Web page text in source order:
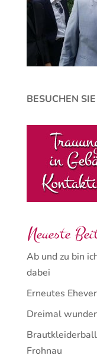
BESUCHEN
Neueste
Ab und zu bin
dabei
Erneutes
Dreimal
Frohnau